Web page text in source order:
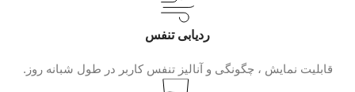
ردیابی تنفس
قابلیت نمایش ، چگونگی و آنالیز تنفس کاربر در طول شبانه روز.